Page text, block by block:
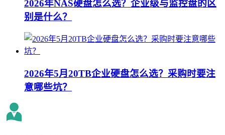
2026年NAS硬盘怎么选？企业级与监控盘的区
别是什么？
2026年5月20TB企业硬盘怎么选？采购时要注
意哪些坑？